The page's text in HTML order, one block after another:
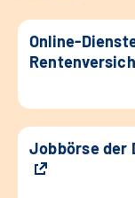
Online-
Jobbörse der